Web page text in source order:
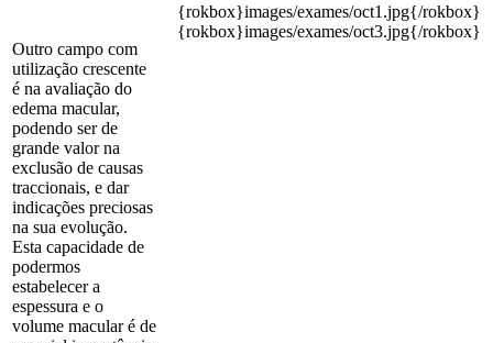
Outro campo com
utilização crescente
é na avaliação do
edema macular,
podendo ser de
grande valor na
exclusão de causas
traccionais, e dar
indicações preciosas
na sua evolução.
Esta capacidade de
podermos
estabelecer a
espessura e o
volume macular é de
{rokbox}images/exames/oct1.jpg{/rokbox}
{rokbox}images/exames/oct3.jpg{/rokbox}